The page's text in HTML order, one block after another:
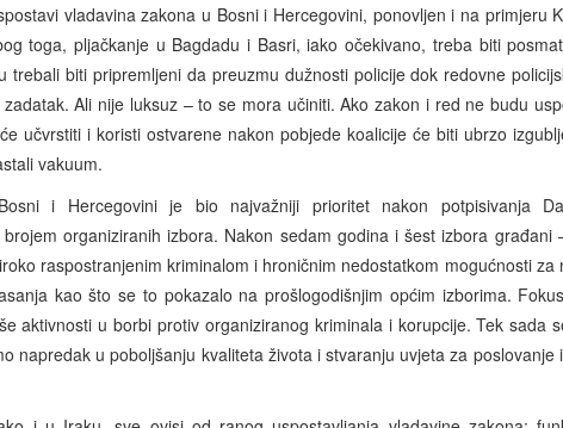
vladavina zakona u Bosni i Hercegovini, ponovljen i na primjeru
toga, pljačkanje u Bagdadu i Basri, iako očekivano, treba biti
trebali biti pripremljeni da preuzmu dužnosti policije dok redovne
Ali nije luksuz – to se mora učiniti. Ako zakon i red ne budu
učvrstiti i koristi ostvarene nakon pobjede koalicije će biti ubrzo
vakuum.
i Hercegovini je bio najvažniji prioritet nakon potpisivanja
organiziranih izbora. Nakon sedam godina i šest izbora građani
raspostranjenim kriminalom i hroničnim nedostatkom mogućnosti za
kao što se to pokazalo na prošlogodišnjim općim izborima.
aktivnosti u borbi protiv organiziranog kriminala i korupcije. Tek sada
napredak u poboljšanju kvaliteta života i stvaranju uvjeta za poslovanje